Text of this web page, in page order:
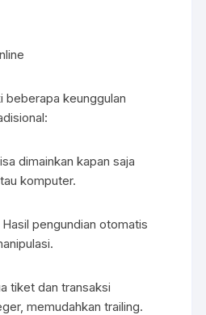
beberapa keunggulan
dimainkan kapan saja
komputer.
pengundian otomatis
tiket dan transaksi
memudahkan trailing.